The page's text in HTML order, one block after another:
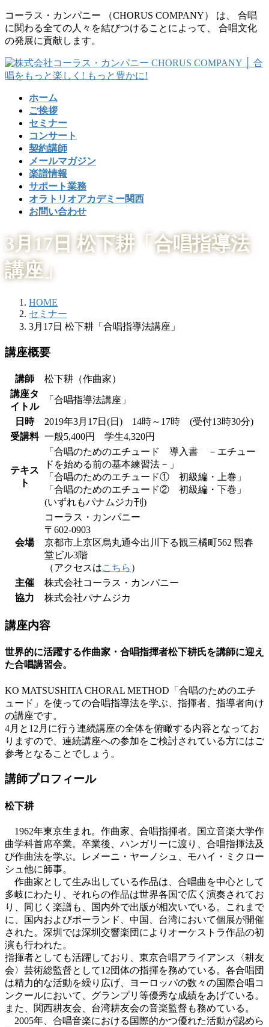
コ
ン
テ
ツ
に
ナ
ビ
ゲ
シ
ョ
コーラス・カンパニー （CHORUS COMPANY） は、 合唱
に関わる全ての人々を結びつけることによって、 合唱文化
の発展に貢献します。
ホーム
ご挨拶
セミナー
コンサート
契約講師
メールマガジン
楽譜情報
サポート業務
オラトリオアカデミー関西
お問い合わせ
3月17日 松下耕「合唱指導法
講座」
HOME
セミナー
3月17日 松下耕「合唱指導法講座」
講座概要
講師
松下耕（作曲家）
講座タ
イトル
「合唱指導法講座」
日時
2019年3月17日(日) 14時～17時 (受付13時30分)
受講料 一般5,400円 学生4,320円
テキス
ト
「合唱のためのエチュード 導入書 －エチュー
ドを始める前の基本練習法－」
「合唱のためのエチュード① 初級編・上巻」
「合唱のためのエチュード② 初級編・下巻」
(いずれもパナムジカ刊)
会場
コーラス・カンパニー
〒602-0903
京都市上京区烏丸通今出川下る観三橘町562 煕春
堂ビル3階
（アクセスはこちら ）
主催
株式会社コーラス・カンパニー
協力
株式会社パナムジカ
講座内容
世界的に活躍する作曲家・合唱指揮者松下耕氏を講師に迎え
た合唱講習会。
KO MATSUSHITA CHORAL METHOD「合唱のためのエチ
ュード」を使っての合唱指導法を学ぶ、指揮者、指導者向け
の講座です。
4月と12月に行う連続講座の全体を俯瞰する内容となってお
りますので、連続講座への参加をご検討されている方にはご
参考となることでしょう。
講師プロフィール
松下耕
1962年東京生まれ。作曲家、合唱指揮者。国立音楽大学作
曲学科首席卒業。卒業後、ハンガリーに渡り、合唱指揮法及
び作曲法を学ぶ。レメーニ・ヤーノシュ、モハイ・ミクロー
シュ他に師事。
作曲家として生み出している作品は、合唱曲を中心として
多岐にわたり、それらの作品は世界各国で広く演奏されてお
り、同じく楽譜も、国内外で出版が相次いでいる。これまで
に、国内およびポーランド、中国、台湾において個展が開催
された。深圳では深圳交響楽団によりオーケストラ作品の初
演も行われた。
指揮者としても活躍しており、東京合唱アライアンス〈耕友
会〉芸術総監督として12団体の指揮を務めている。各合唱団
は精力的な活動を繰り広げ、ヨーロッパの数々の国際合唱コ
ンクールにおいて、グランプリ等優秀な成績をあげている。
また、関西耕友会、台湾耕友会の音楽監督も務めている。
2005年、合唱音楽における国際的かつ優れた活動が認めら